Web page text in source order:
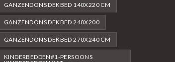
GANZENDONS DEKBED 140X220 CM
GANZENDONS DEKBED 240X200
GANZENDONS DEKBED 270X240 CM
KINDERBEDDEN#1-PERSOONS